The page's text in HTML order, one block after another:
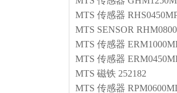
MTS 传感器
MTS SENSOR
MTS 传感器
MTS 传感器
MTS 磁铁 252182
MTS 传感器